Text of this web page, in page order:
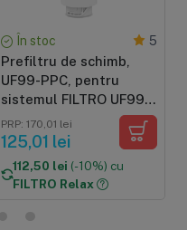
În stoc 5
Prefiltru de schimb,
UF99-PPC, pentru
sistemul FILTRO UF99,
cartus 2 in 1 din
polipropilena si
carbune activat bloc
PRP: 170,01 lei
125,01 lei
112,50 lei (-10%) cu
FILTRO Relax